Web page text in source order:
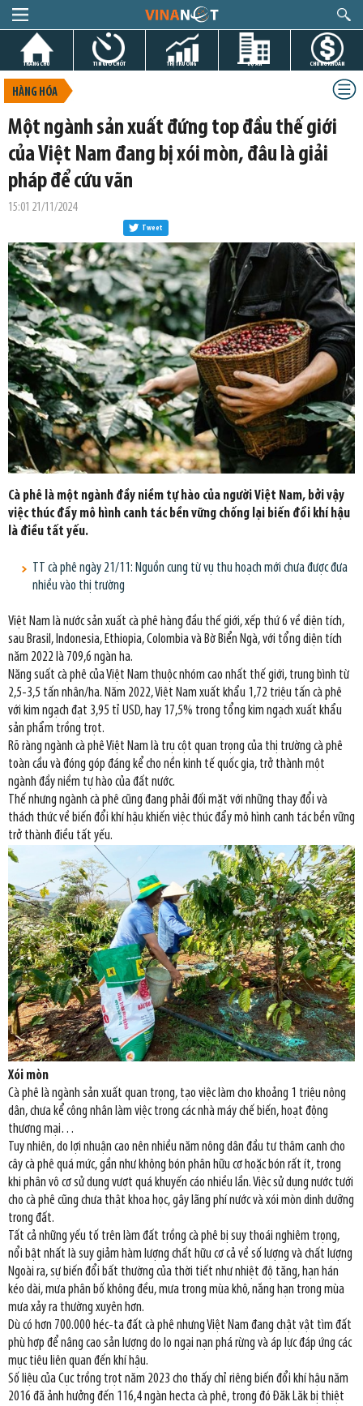
TRANG CHỦ TIN GIỜ CHÓT THỊ TRƯỜNG DỰ ÁN CHỨNG KHOÁN
HÀNG HÓA
Một ngành sản xuất đứng top đầu thế giới
của Việt Nam đang bị xói mòn, đâu là giải
pháp để cứu vãn
15:01 21/11/2024
Tweet
Cà phê là một ngành đầy niềm tự hào của người Việt Nam, bởi vậy
việc thúc đẩy mô hình canh tác bền vững chống lại biến đổi khí hậu
là điều tất yếu.
TT cà phê ngày 21/11: Nguồn cung từ vụ thu hoạch mới chưa được đưa
nhiều vào thị trường
Việt Nam là nước sản xuất cà phê hàng đầu thế giới, xếp thứ 6 về diện tích,
sau Brasil, Indonesia, Ethiopia, Colombia và Bờ Biển Ngà, với tổng diện tích
năm 2022 là 709,6 ngàn ha.
Năng suất cà phê của Việt Nam thuộc nhóm cao nhất thế giới, trung bình từ
2,5-3,5 tấn nhân/ha. Năm 2022, Việt Nam xuất khẩu 1,72 triệu tấn cà phê
với kim ngạch đạt 3,95 tỉ USD, hay 17,5% trong tổng kim ngạch xuất khẩu
sản phẩm trồng trọt.
Rõ ràng ngành cà phê Việt Nam là trụ cột quan trọng của thị trường cà phê
toàn cầu và đóng góp đáng kể cho nền kinh tế quốc gia, trở thành một
ngành đầy niềm tự hào của đất nước.
Thế nhưng ngành cà phê cũng đang phải đối mặt với những thay đổi và
thách thức về biến đổi khí hậu khiến việc thúc đẩy mô hình canh tác bền vững
trở thành điều tất yếu.
Xói mòn
Cà phê là ngành sản xuất quan trọng, tạo việc làm cho khoảng 1 triệu nông
dân, chưa kể công nhân làm việc trong các nhà máy chế biến, hoạt động
thương mại…
Tuy nhiên, do lợi nhuận cao nên nhiều năm nông dân đầu tư thâm canh cho
cây cà phê quá mức, gần như không bón phân hữu cơ hoặc bón rất ít, trong
khi phân vô cơ sử dụng vượt quá khuyến cáo nhiều lần. Việc sử dụng nước tưới
cho cà phê cũng chưa thật khoa học, gây lãng phí nước và xói mòn dinh dưỡng
trong đất.
Tất cả những yếu tố trên làm đất trồng cà phê bị suy thoái nghiêm trọng,
nổi bật nhất là suy giảm hàm lượng chất hữu cơ cả về số lượng và chất lượng
Ngoài ra, sự biến đổi bất thường của thời tiết như nhiệt độ tăng, hạn hán
kéo dài, mưa phân bố không đều, mưa trong mùa khô, nắng hạn trong mùa
mưa xảy ra thường xuyên hơn.
Dù có hơn 700.000 héc-ta đất cà phê nhưng Việt Nam đang chật vật tìm đất
phù hợp để nâng cao sản lượng do lo ngại nạn phá rừng và áp lực đáp ứng các
mục tiêu liên quan đến khí hậu.
Số liệu của Cục trồng trọt năm 2023 cho thấy chỉ riêng biến đổi khí hậu năm
2016 đã ảnh hưởng đến 116,4 ngàn hecta cà phê, trong đó Đăk Lăk bị thiệt